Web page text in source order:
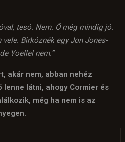
tesó. Nem. Ő még mindig jó.
Birkóznék egy Jon Jones-
Yoellel nem.”
akár nem, abban nehéz
lenne látni, ahogy Cormier és
még ha nem is az